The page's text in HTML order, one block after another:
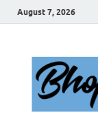
August 7, 2026